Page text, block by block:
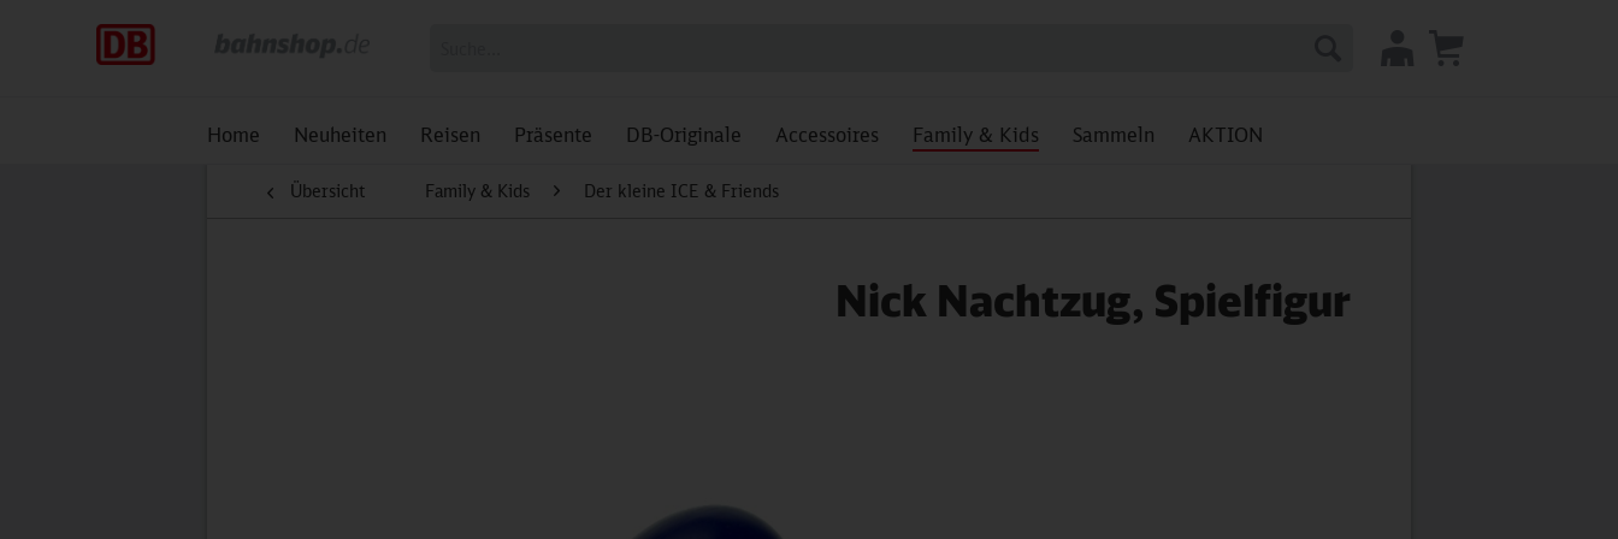
Home Neuheiten Reisen Präsente DB-Originale Accessoires Family & Kids Sammeln AKTION
Übersicht Family & Kids Der kleine ICE & Friends
Nick Nachtzug, Spielfigur